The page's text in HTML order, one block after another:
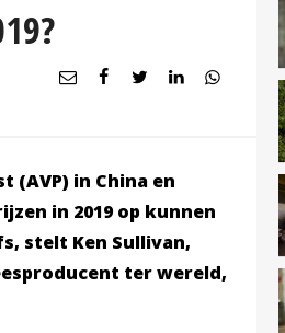
(AVP) in China en
in 2019 op kunnen
stelt Ken Sullivan,
ter wereld,